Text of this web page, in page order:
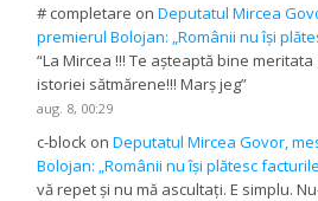
# completare onDeputatul Mircea
premierul Bolojan: „Românii nu își
“La Mircea !!! Te așteaptă bine
istoriei sătmărene!!! Marș jeg”
aug. 8, 00:29
c-block onDeputatul Mircea Govor,
Bolojan: „Românii nu își plătesc
vă repet și nu mă ascultați. E simplu.